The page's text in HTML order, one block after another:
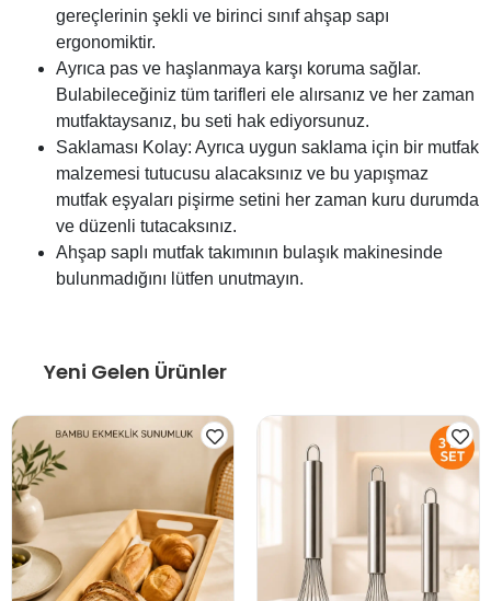
gereçlerinin şekli ve birinci sınıf ahşap sapı
ergonomiktir.
Ayrıca pas ve haşlanmaya karşı koruma sağlar.
Bulabileceğiniz tüm tarifleri ele alırsanız ve her zaman
mutfaktaysanız, bu seti hak ediyorsunuz.
Saklaması Kolay: Ayrıca uygun saklama için bir mutfak
malzemesi tutucusu alacaksınız ve bu yapışmaz
mutfak eşyaları pişirme setini her zaman kuru durumda
ve düzenli tutacaksınız.
Ahşap saplı mutfak takımının bulaşık makinesinde
bulunmadığını lütfen unutmayın.
Yeni Gelen Ürünler